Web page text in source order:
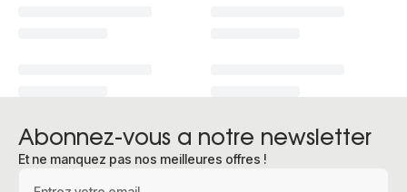
Abonnez-vous a notre newsletter
Et ne manquez pas nos meilleures offres !